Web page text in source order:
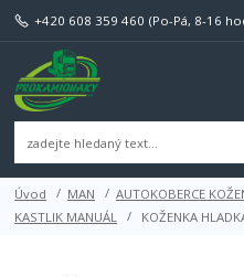
+420 608 359 460 (Po-Pá, 8-16
Úvod MAN AUTOKOBERCE
KASTLIK MANUÁL
KOŽENKA